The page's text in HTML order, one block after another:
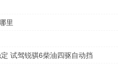
里
试驾锐骐6柴油四驱自动挡